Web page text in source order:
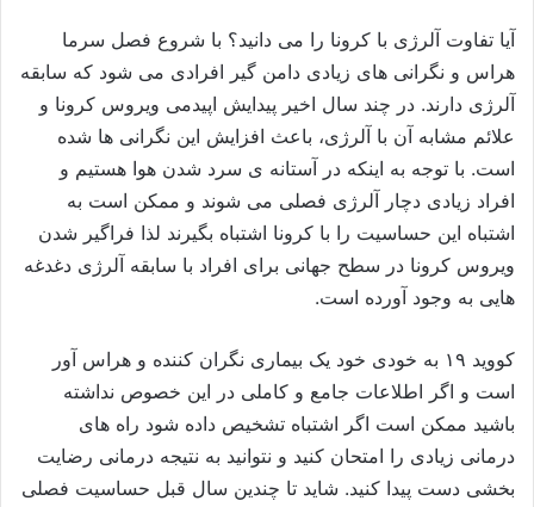
آیا تفاوت آلرژی با کرونا را می دانید؟ با شروع فصل سرما
هراس و نگرانی های زیادی دامن گیر افرادی می شود که سابقه
آلرژی دارند. در چند سال اخیر پیدایش اپیدمی ویروس کرونا و
علائم مشابه آن با آلرژی، باعث افزایش این نگرانی ها شده
است. با توجه به اینکه در آستانه ی سرد شدن هوا هستیم و
افراد زیادی دچار آلرژی فصلی می شوند و ممکن است به
اشتباه این حساسیت را با کرونا اشتباه بگیرند لذا فراگیر شدن
ویروس کرونا در سطح جهانی برای افراد با سابقه آلرژی دغدغه
هایی به وجود آورده است.
کووید ۱۹ به خودی خود یک بیماری نگران کننده و هراس آور
است و اگر اطلاعات جامع و کاملی در این خصوص نداشته
باشید ممکن است اگر اشتباه تشخیص داده شود راه های
درمانی زیادی را امتحان کنید و نتوانید به نتیجه درمانی رضایت
بخشی دست پیدا کنید. شاید تا چندین سال قبل حساسیت فصلی